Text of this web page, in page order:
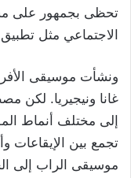
تحظى بجمهور على
الاجتماعي مثل
ونشأت موسيقى
غانا ونيجيريا. لكن
إلى مختلف أنماط
تجمع بين الإيقاعات
موسيقى الراب إلى